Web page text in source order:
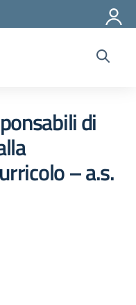
di
– a.s.